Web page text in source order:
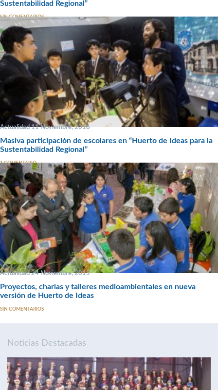
Sustentabilidad Regional”
SIN COMENTARIOS
Actualidad 11 Noviembre, 2016
Masiva participación de escolares en “Huerto de Ideas para la
Sustentabilidad Regional”
1 COMENTARIO
Actualidad 24 Noviembre, 2015
Proyectos, charlas y talleres medioambientales en nueva
versión de Huerto de Ideas
SIN COMENTARIOS
Noticias Destacadas